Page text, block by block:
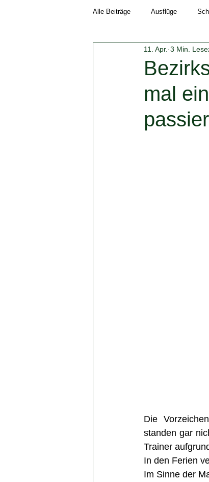
Alle Beiträge Ausflüge
Schuljahr 2018/19
Schuljahr 2023/24
mal
11. Apr. 3 Min.
Die
standen gar
Trainer
In den Ferien
Im Sinne der